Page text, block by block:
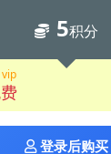
5积分
vip
登录后购买